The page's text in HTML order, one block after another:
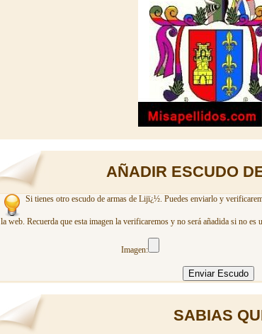
AÑADIR ESCUDO
Si tienes otro escudo de armas de Lijï¿½. Puedes enviarlo y
la web. Recuerda que esta imagen la verificaremos y no será añadida si no es
Imagen:
SABIAS